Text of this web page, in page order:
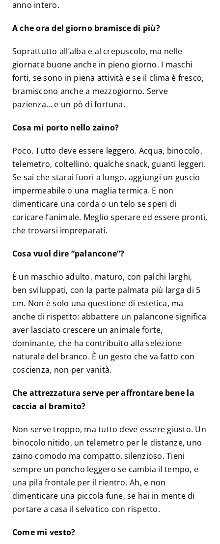
anno intero.
A che ora del giorno bramisce di più?
Soprattutto all’alba e al crepuscolo, ma nelle
giornate buone anche in pieno giorno. I maschi
forti, se sono in piena attività e se il clima è fresco,
bramiscono anche a mezzogiorno. Serve
pazienza… e un pò di fortuna.
Cosa mi porto nello zaino?
Poco. Tutto deve essere leggero. Acqua, binocolo,
telemetro, coltellino, qualche snack, guanti leggeri.
Se sai che starai fuori a lungo, aggiungi un guscio
impermeabile o una maglia termica. E non
dimenticare una corda o un telo se speri di
caricare l’animale. Meglio sperare ed essere pronti,
che trovarsi impreparati.
Cosa vuol dire “palancone”?
È un maschio adulto, maturo, con palchi larghi,
ben sviluppati, con la parte palmata più larga di 5
cm. Non è solo una questione di estetica, ma
anche di rispetto: abbattere un palancone significa
aver lasciato crescere un animale forte,
dominante, che ha contribuito alla selezione
naturale del branco. È un gesto che va fatto con
coscienza, non per vanità.
Che attrezzatura serve per affrontare bene la
caccia al bramito?
Non serve troppo, ma tutto deve essere giusto. Un
binocolo nitido, un telemetro per le distanze, uno
zaino comodo ma compatto, silenzioso. Tieni
sempre un poncho leggero se cambia il tempo, e
una pila frontale per il rientro. Ah, e non
dimenticare una piccola fune, se hai in mente di
portare a casa il selvatico con rispetto.
Come mi vesto?